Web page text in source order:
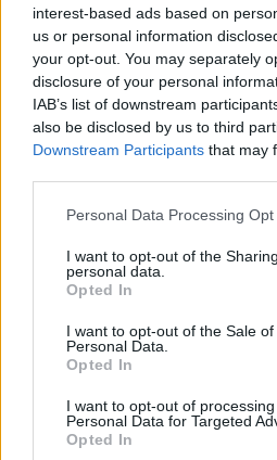
interest-based ads based on
us or personal information
your opt-out. You may separately
disclosure of your personal
IAB’s list of downstream
also be disclosed by us to third
Downstream Participants that may
Please note that this website/app
not limited to your visit or usage
grant or deny consent to Google
use your data for below specified
consent section.
Personal Data Processing
I want to opt-out of the
personal data.
Opted In
I want to opt-out of the Sale of
Personal Data.
Opted In
I want to opt-out of
Personal Data for Targeted
Opted In
रोग की रोकथाम:
लाल पत्तागोभी कैंसर से लड़ने में बहुत
सल्फोराफेन और एंथोसायनिन भरपूर
18% तक कम हो सकता है।
ये कंपाउंड कैंसर सेल्स को बढ़ने से
को हटाने में मदद करते हैं। अपने खाने में
से ये बेहतर हो सकते हैं और आपको
है। यह कैंसर से लड़ने का एक स्वादिष्ट
पाचन स्वास्थ्य को